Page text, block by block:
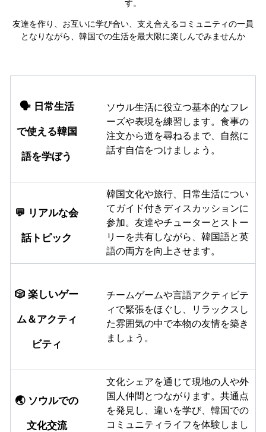
す。
友達を作り、お互いに学び合い、支え合えるコミュニティの一員
となりながら、韓国での生活を最大限に楽しんでみませんか
🗣️ 日常生活
で使える韓国
語を学ぼう
ソウル生活に役立つ基本的なフレ
ーズや表現を練習します。食事の
注文から道を尋ねるまで、自然に
話す自信をつけましょう。
💬 リアルな会
話トピック
韓国文化や旅行、日常生活につい
てガイド付きディスカッションに
参加。友達やチューターとストー
リーを共有しながら、韓国語と英
語の両方を向上させます。
🎲 楽しいゲー
ム＆アクティ
ビティ
チームゲームや言語アクティビテ
ィで緊張をほぐし、リラックスし
た雰囲気の中で本物の友情を築き
ましょう。
🌏 ソウルでの
文化交流
文化シェアを通じて現地の人や外
国人仲間とつながります。共通点
を発見し、違いを学び、韓国での
コミュニティライフを体験しまし